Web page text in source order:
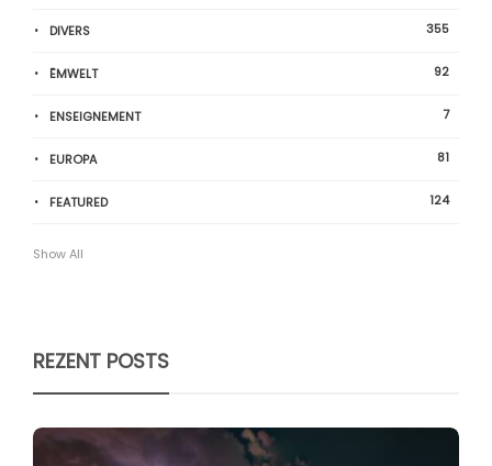
DIVERS 355
ËMWELT 92
ENSEIGNEMENT 7
EUROPA 81
FEATURED 124
Show All
REZENT POSTS